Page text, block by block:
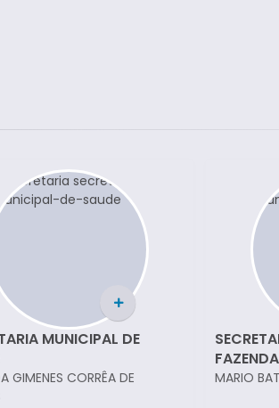
MUNICIPAL DE
GIMENES CORRÊA DE
FAZENDA
MARIO